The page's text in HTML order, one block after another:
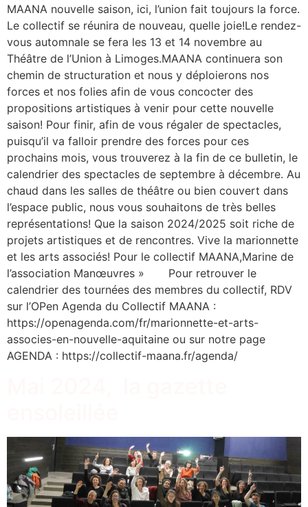
MAANA nouvelle saison, ici, l’union fait toujours la force.
Le collectif se réunira de nouveau, quelle joie!Le rendez-
vous automnale se fera les 13 et 14 novembre au
Théâtre de l’Union à Limoges.MAANA continuera son
chemin de structuration et nous y déploierons nos
forces et nos folies afin de vous concocter des
propositions artistiques à venir pour cette nouvelle
saison! Pour finir, afin de vous régaler de spectacles,
puisqu’il va falloir prendre des forces pour ces
prochains mois, vous trouverez à la fin de ce bulletin, le
calendrier des spectacles de septembre à décembre. Au
chaud dans les salles de théâtre ou bien couvert dans
l’espace public, nous vous souhaitons de très belles
représentations! Que la saison 2024/2025 soit riche de
projets artistiques et de rencontres. Vive la marionnette
et les arts associés! Pour le collectif MAANA,Marine de
l’association Manœuvres » Pour retrouver le
calendrier des tournées des membres du collectif, RDV
sur l’OPen Agenda du Collectif MAANA :
https://openagenda.com/fr/marionnette-et-arts-
associes-en-nouvelle-aquitaine ou sur notre page
AGENDA : https://collectif-maana.fr/agenda/